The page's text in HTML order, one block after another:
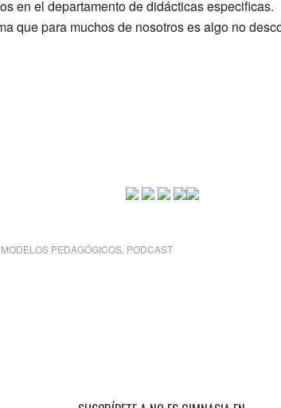
en el departamento de didácticas especificas.
que para muchos de nosotros es algo no
MODELOS PEDAGÓGICOS PODCAST